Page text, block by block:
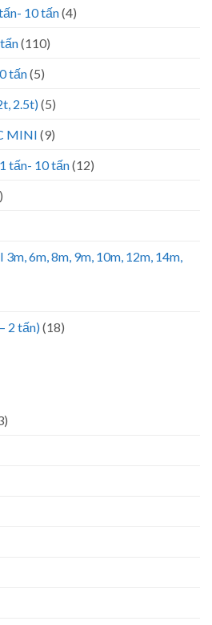
10 tấn(4)
(110)
tấn(5)
2.5t)(5)
MINI (9)
tấn- 10 tấn(12)
6m, 8m, 9m, 10m, 12m, 14m,
2 tấn)(18)